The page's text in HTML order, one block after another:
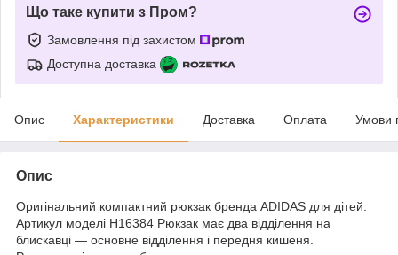
Що таке купити з Пром?
Замовлення під захистом
Доступна доставка
Опис Характеристики Доставка Оплата Умови
Опис
Оригінальний компактний рюкзак бренда ADIDAS для дітей.
Артикул моделі Н16384 Рюкзак має два відділення на
блискавці — основне відділення і передня кишеня.